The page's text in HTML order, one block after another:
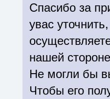
Спасибо за
увас
нашей
Не могли бы
Чтобы его